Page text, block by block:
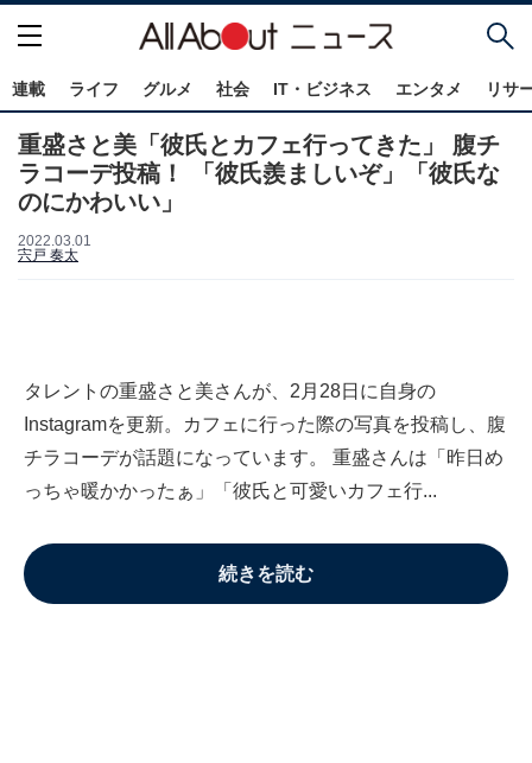
連載 ライフ グルメ 社会 IT・ビジネス エンタメ リサ
重盛さと美「彼氏とカフェ行ってきた」 腹チ
ラコーデ投稿！ 「彼氏羨ましいぞ」「彼氏な
のにかわいい」
2022.03.01
宍戸 奏太
タレントの重盛さと美さんが、2月28日に自身の
Instagramを更新。カフェに行った際の写真を投稿し、腹
チラコーデが話題になっています。 重盛さんは「昨日め
っちゃ暖かかったぁ」「彼氏と可愛いカフェ行...
続きを読む